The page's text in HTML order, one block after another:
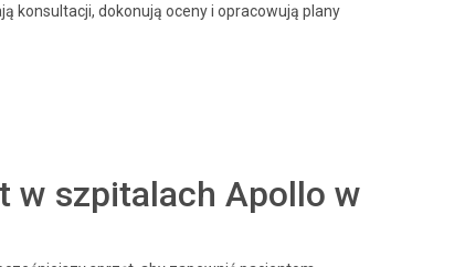
konsultacji, dokonują oceny i opracowują plany
w szpitalach Apollo w